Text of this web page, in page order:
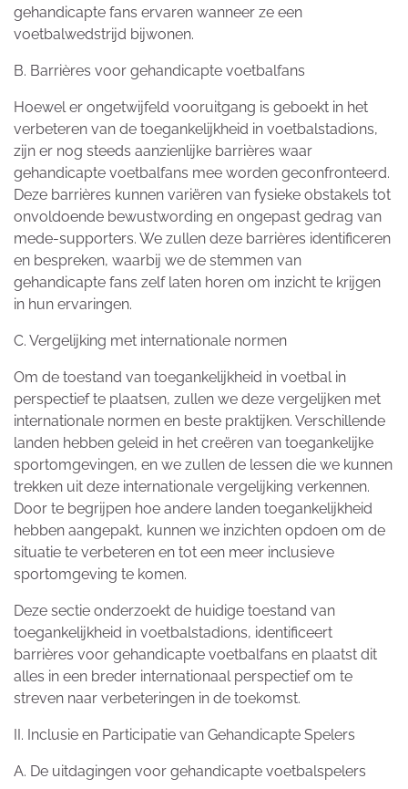
gehandicapte fans ervaren wanneer ze een
voetbalwedstrijd bijwonen.
B. Barrières voor gehandicapte voetbalfans
Hoewel er ongetwijfeld vooruitgang is geboekt in het
verbeteren van de toegankelijkheid in voetbalstadions,
zijn er nog steeds aanzienlijke barrières waar
gehandicapte voetbalfans mee worden geconfronteerd.
Deze barrières kunnen variëren van fysieke obstakels tot
onvoldoende bewustwording en ongepast gedrag van
mede-supporters. We zullen deze barrières identificeren
en bespreken, waarbij we de stemmen van
gehandicapte fans zelf laten horen om inzicht te krijgen
in hun ervaringen.
C. Vergelijking met internationale normen
Om de toestand van toegankelijkheid in voetbal in
perspectief te plaatsen, zullen we deze vergelijken met
internationale normen en beste praktijken. Verschillende
landen hebben geleid in het creëren van toegankelijke
sportomgevingen, en we zullen de lessen die we kunnen
trekken uit deze internationale vergelijking verkennen.
Door te begrijpen hoe andere landen toegankelijkheid
hebben aangepakt, kunnen we inzichten opdoen om de
situatie te verbeteren en tot een meer inclusieve
sportomgeving te komen.
Deze sectie onderzoekt de huidige toestand van
toegankelijkheid in voetbalstadions, identificeert
barrières voor gehandicapte voetbalfans en plaatst dit
alles in een breder internationaal perspectief om te
streven naar verbeteringen in de toekomst.
II. Inclusie en Participatie van Gehandicapte Spelers
A. De uitdagingen voor gehandicapte voetbalspelers